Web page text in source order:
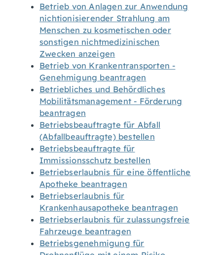
Betrieb von Anlagen zur Anwendung
nichtionisierender Strahlung am
Menschen zu kosmetischen oder
sonstigen nichtmedizinischen
Zwecken anzeigen
Betrieb von Krankentransporten -
Genehmigung beantragen
Betriebliches und Behördliches
Mobilitätsmanagement - Förderung
beantragen
Betriebsbeauftragte für Abfall
(Abfallbeauftragte) bestellen
Betriebsbeauftragte für
Immissionsschutz bestellen
Betriebserlaubnis für eine öffentliche
Apotheke beantragen
Betriebserlaubnis für
Krankenhausapotheke beantragen
Betriebserlaubnis für zulassungsfreie
Fahrzeuge beantragen
Betriebsgenehmigung für